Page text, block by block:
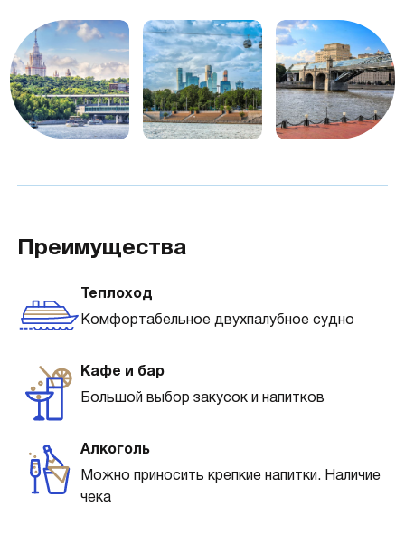
Преимущества
Теплоход
Комфортабельное двухпалубное судно
Кафе и бар
Большой выбор закусок и напитков
Алкоголь
Можно приносить крепкие напитки. Наличие
чека